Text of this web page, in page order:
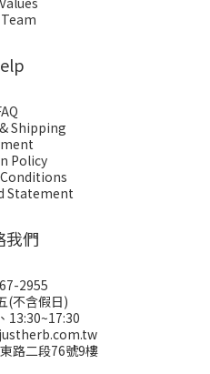
Shipping
Policy
Statement
我們
2955
(不含假日)
13:30~17:30
路二段76號9樓